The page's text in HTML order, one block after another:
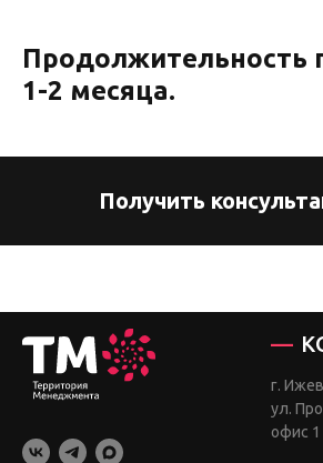
Продолжительность
1-2 месяца.
Получить
—
г.
ул.
офис 1